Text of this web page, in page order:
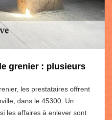
grenier : plusieurs
les prestataires offrent
dans le 45300. Un
les affaires à enlever sont